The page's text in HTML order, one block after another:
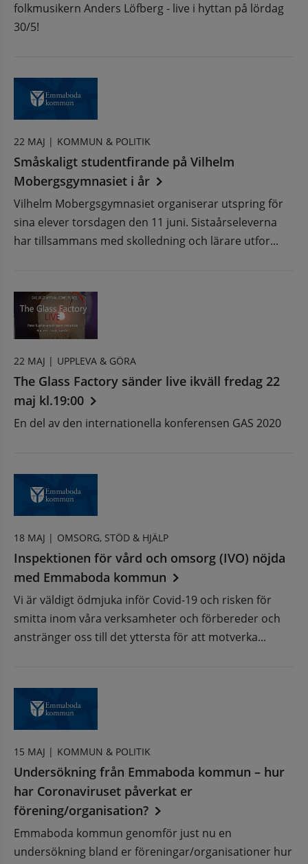
folkmusikern Anders Löfberg - live i hyttan på lördag
30/5!
22 MAJ | KOMMUN & POLITIK
Småskaligt studentfirande på Vilhelm
Mobergsgymnasiet i år
Vilhelm Mobergsgymnasiet organiserar utspring för
sina elever torsdagen den 11 juni. Sistaårseleverna
har tillsammans med skolledning och lärare utfor...
22 MAJ | UPPLEVA & GÖRA
The Glass Factory sänder live ikväll fredag 22
maj kl.19:00
En del av den internationella konferensen GAS 2020
18 MAJ | OMSORG, STÖD & HJÄLP
Inspektionen för vård och omsorg (IVO) nöjda
med Emmaboda kommun
Vi är väldigt ödmjuka inför Covid-19 och risken för
smitta inom våra verksamheter och förbereder och
anstränger oss till det yttersta för att motverka...
15 MAJ | KOMMUN & POLITIK
Undersökning från Emmaboda kommun – hur
har Coronaviruset påverkat er
förening/organisation?
Emmaboda kommun genomför just nu en
undersökning bland er föreningar/organisationer hur